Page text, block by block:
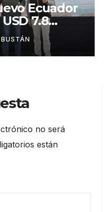
Ecuador
7.8
la
no será
están